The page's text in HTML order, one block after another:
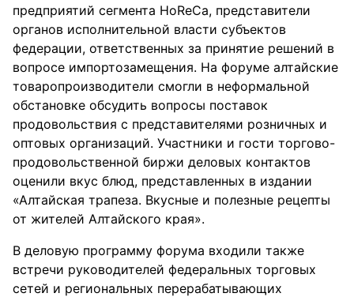
предприятий сегмента HoReCa, представители
органов исполнительной власти субъектов
федерации, ответственных за принятие решений в
вопросе импортозамещения. На форуме алтайские
товаропроизводители смогли в неформальной
обстановке обсудить вопросы поставок
продовольствия с представителями розничных и
оптовых организаций. Участники и гости торгово-
продовольственной биржи деловых контактов
оценили вкус блюд, представленных в издании
«Алтайская трапеза. Вкусные и полезные рецепты
от жителей Алтайского края».
В деловую программу форума входили также
встречи руководителей федеральных торговых
сетей и региональных перерабатывающих